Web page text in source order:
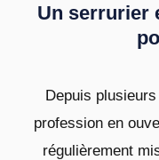
Un serrurier
Depuis
profession en
régulièrement